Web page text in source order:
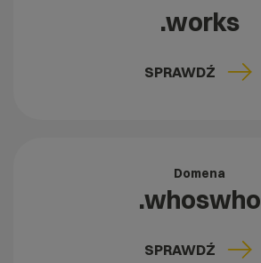
.works
SPRAWDŹ
Domena
.whoswho
SPRAWDŹ